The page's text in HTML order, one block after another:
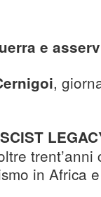
e
,
in Africa